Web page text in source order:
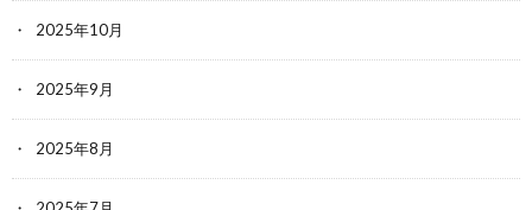
2025年10月
2025年9月
2025年8月